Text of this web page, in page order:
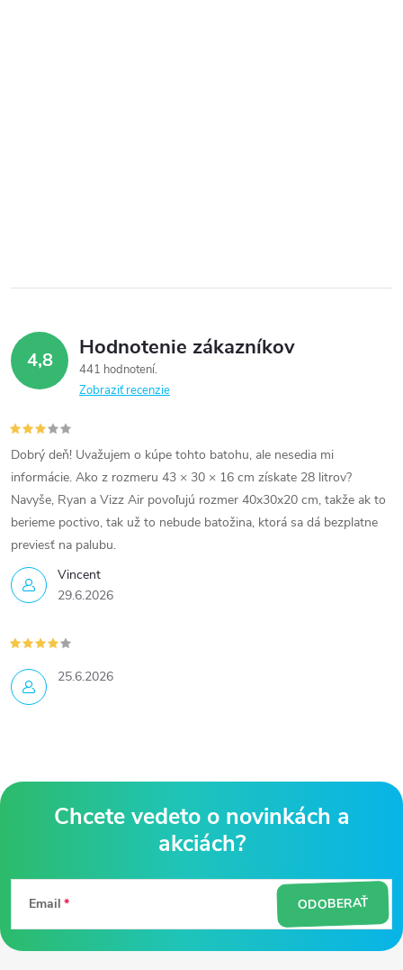
4,8 Hodnotenie zákazníkov
441 hodnotení
Zobraziť recenzie
Vincent
29.6.2026
Dobrý deň! Uvažujem o kúpe tohto batohu, ale nesedia mi
informácie. Ako z rozmeru 43 × 30 × 16 cm získate 28 litrov?
Navyše, Ryan a Vizz Air povoľujú rozmer 40x30x20 cm, takže ak to
berieme poctivo, tak už to nebude batožina, ktorá sa dá bezplatne
previesť na palubu.
25.6.2026
á
ä
Email ODOBERAŤ